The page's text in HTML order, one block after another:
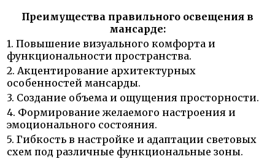
Преимущества правильного освещения в
мансарде:
1. Повышение визуального комфорта и
функциональности пространства.
2. Акцентирование архитектурных
особенностей мансарды.
3. Создание объема и ощущения просторности.
4. Формирование желаемого настроения и
эмоционального состояния.
5. Гибкость в настройке и адаптации световых
схем под различные функциональные зоны.